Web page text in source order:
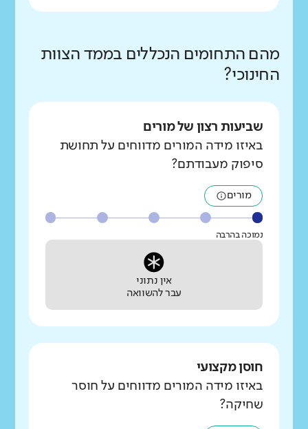
מהם התחומים הנכללים בממד הצוות
החינוכי?
שביעות רצון של מורים
באיזו מידה המורים מדווחים על תחושת
סיפוק מעבודתם?
מורים
נמוכה בהרבה
אין נתוני
עבר להשוואה
חוסן מקצועי
באיזו מידה המורים מדווחים על חוסר
שחיקה?